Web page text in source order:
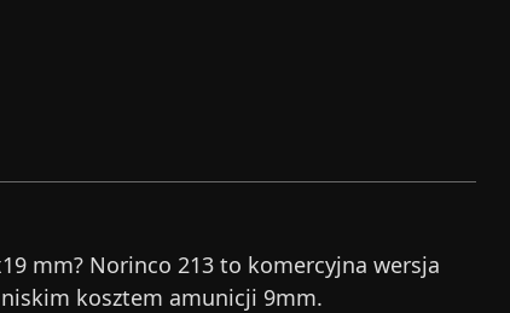
mm? Norinco 213 to komercyjna wersja
kosztem amunicji 9mm.